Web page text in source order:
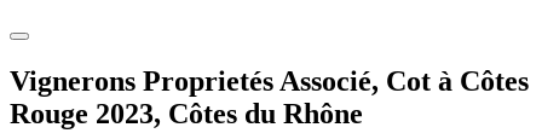
Vignerons Proprietés Associé, Cot à Côtes
Rouge 2023, Côtes du Rhône